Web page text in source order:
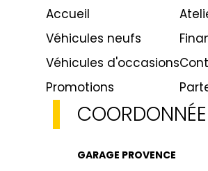
Accueil
Véhicules neufs
Véhicules d'occasions
Promotions
GARAGE PROVENCE